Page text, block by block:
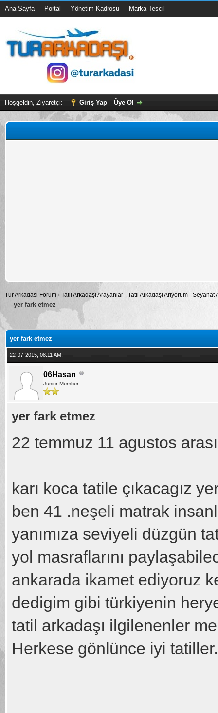
Ana Sayfa Portal Yönetim Kadrosu Marka Tescil
Hoşgeldin, Ziyaretçi: Giriş Yap Üye Ol
Tur Arkadasi Forum › Tatil Arkadaşı Arayanlar - Tatil Arkadaşı Arıyorum -
yer fark etmez
0
yer fark etmez
22-07-2015, 08:11 AM,
06Hasan
Junior Member
yer fark etmez
22 temmuz 11 agustos
karı koca tatile çıkacagız
ben 41 .neşeli matrak
yanımıza seviyeli düzgün
yol masraflarını
ankarada ikamet ediyoruz
dedigim gibi türkiyenin
tatil arkadaşı ilgilenenler
Herkese gönlünce iyi